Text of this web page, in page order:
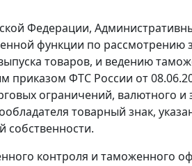
Федерации,
функции по
товаров, и ведению
приказом ФТС России от
ограничений, валютного
товарный знак,
собственности.
контроля и таможенного